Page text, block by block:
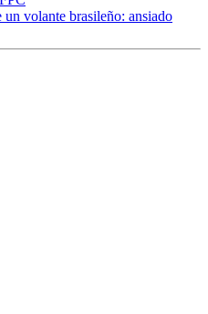
volante brasileño: ansiado